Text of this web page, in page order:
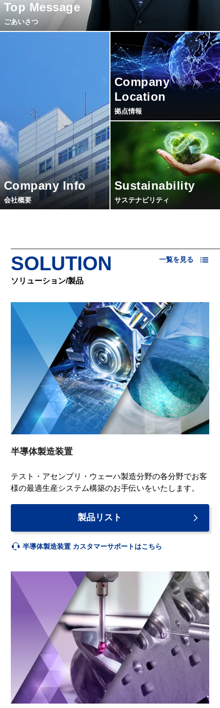
Top Message
ごあいさつ
Company Info
会社概要
Company
Location
拠点情報
Sustainability
サステナビリティ
SOLUTION
ソリューション/製品
一覧を見る
半導体製造装置
テスト・アセンブリ・ウェーハ製造分野の各分野でお客
様の最適生産システム構築のお手伝いをいたします。
製品リスト
半導体製造装置 カスタマーサポートはこちら